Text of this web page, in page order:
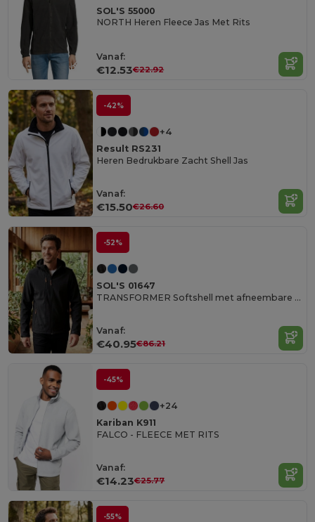
SOL'S 55000
NORTH Heren Fleece Jas Met Rits
Vanaf:
€12.53€22.92
-42%
+4
Result RS231
Heren Bedrukbare Zacht Shell Jas
Vanaf:
€15.50€26.60
-52%
SOL'S 01647
TRANSFORMER Softshell met afneembare capuchon en mouwen
Vanaf:
€40.95€86.21
-45%
+24
Kariban K911
FALCO - FLEECE MET RITS
Vanaf:
€14.23€25.77
-55%